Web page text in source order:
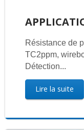
Résistance de
TC2ppm,
Détection...
Lire la suite